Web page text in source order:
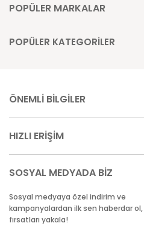
POPÜLER MARKALAR
POPÜLER KATEGORİLER
ÖNEMLİ BİLGİLER
HIZLI ERİŞİM
SOSYAL MEDYADA BİZ
Sosyal medyaya özel indirim ve
kampanyalardan ilk sen haberdar ol,
fırsatları yakala!